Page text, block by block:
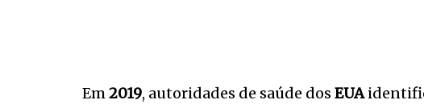
Em 2019, autoridades de saúde dos EUA